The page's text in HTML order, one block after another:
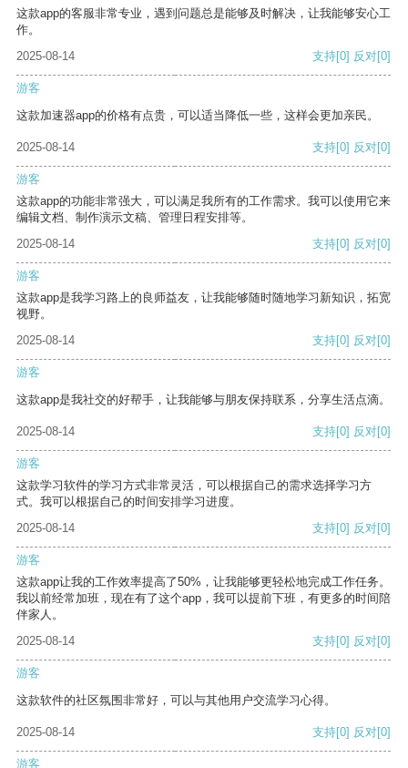
这款app的客服非常专业，遇到问题总是能够及时解决，让我能够安心工
作。
2025-08-14
支持[0] 反对[0]
游客
这款加速器app的价格有点贵，可以适当降低一些，这样会更加亲民。
2025-08-14 支持[0] 反对[0]
游客
这款app的功能非常强大，可以满足我所有的工作需求。我可以使用它来
编辑文档、制作演示文稿、管理日程安排等。
2025-08-14
支持[0] 反对[0]
游客
这款app是我学习路上的良师益友，让我能够随时随地学习新知识，拓宽
视野。
2025-08-14
支持[0] 反对[0]
游客
这款app是我社交的好帮手，让我能够与朋友保持联系，分享生活点滴。
2025-08-14 支持[0] 反对[0]
游客
这款学习软件的学习方式非常灵活，可以根据自己的需求选择学习方
式。我可以根据自己的时间安排学习进度。
2025-08-14
支持[0] 反对[0]
游客
这款app让我的工作效率提高了50%，让我能够更轻松地完成工作任务。
我以前经常加班，现在有了这个app，我可以提前下班，有更多的时间陪
伴家人。
2025-08-14
支持[0] 反对[0]
游客
这款软件的社区氛围非常好，可以与其他用户交流学习心得。
2025-08-14 支持[0] 反对[0]
游客